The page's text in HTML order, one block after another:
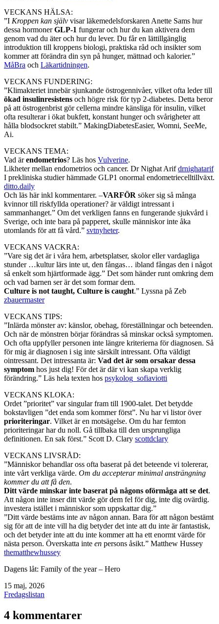
VECKANS HÄLSA:
”I Kroppen kan själv visar läkemedelsforskaren Anette Sams hur
dessa hormonerGLP-1 fungerar och hur du kan aktivera dem
genom vad du äter och hur du lever. Du får en lättillgänglig
introduktion till kroppens biologi, praktiska råd och insikter som
kommer att förändra din syn på hunger, mättnad och kalorier.”
MåBra och Läkartidningen.
VECKANS FUNDERING:
”Klimakteriet innebär sjunkande östrogennivåer, vilket ofta leder till
ökad insulinresistens och högre risk för typ 2-diabetes. Detta beror
på att östrogenbrist gör cellerna mindre känsliga för insulin, vilket
ofta resulterar i ökat bukfett, konstant hunger och svårigheter att
hålla blodsockret stabilt.” MakingDiabetesEasier, Womni, SeeMe,
Ai.
VECKANS TEMA:
Vad ärendometrios? Läs hos Vulverine.
Likheter mellan endometrios och cancer. Dr Nighat Arifdrnighatarif
I prekliniska studier hämmade GLP1 onormal endometriecelltillväxt.
ditto.daily
Och läs här inkl kommentarer. –VARFÖR söker sig så många
kvinnor till riskfyllda operationer? är väldigt intressant i
sammanhanget.” Om det verkligen fanns en fungerande sjukvård i
Sverige, och inte bara på papperet, skulle människor inte åka
utomlands för att få vård.” svtnyheter.
VECKANS VACKRA:
”Vare sig det är i våra hem, arbetsplatser, skolor eller vardagliga
stunder …kultur lärs inte ut, den fångas… ibland fångas den i något
så enkelt som hjärtformade ägg.” Det som händer runt omkring dem
och vad barnen ser är det som formar dem.
Culture is not taught, Culture is caught.” Lyssna på Zeb
zbauermaster
VECKANS TIPS:
”Inlärda mönster av: känslor, obehag, föreställningar och beteenden.
Och när de mönstren börjar förändras så minskar också symptomen.
Och ofta uppfyller personen inte längre kriterierna för diagnosen. Så
för mig är diagnosen i sig inte särskilt intressant. Ofta väldigt
ointressant. Det intressanta är: Vad det är som orsakar dessa
symptom hos just dig! För det är där vi kan skapa verklig
förändring.” Läs hela texten hos psykolog_sofiaviotti
VECKANS KLOKA:
Ordet ”prioritet” var singular fram till 1900-talet. Det betydde
bokstavligen ”det enda som kommer först”. Nu har vi listor över
prioriteringar. Vilket är en motsägelse. Om du har femton
prioriteringar har du noll. Gå tillbaka till den ursprungliga
definitionen. En sak först.” Scott D. Clary scottdclary
VECKANS LIVSRÅD:
”Människor behandlar oss ofta baserat på det beteende vi tolererar,
inte vårt verkliga värde. Om du accepterar minimal ansträngning
kommer du att få den.
Ditt värde minskar inte baserat på någons oförmåga att se det.
Att någon inte inser ditt värde gör dem fel för dig, inte dig ovärdig.
investera istället i människor som uppskattar dig.”
”Ditt värde bestäms inte av någon annan. Bara för att någon bestämt
sig för att de inte vill ha dig betyder det inte att du inte är fantastisk,
och det betyder inte att du inte kommer att ha ett enormt värde för
nästa person. Överskatta inte en persons åsikt.” Matthew Hussey
thematthewhussey
Dagens låt: Family of the year – Hero
Publicerat
den
15 maj, 2026
Kategoriserat
Fredagslistan
4 kommentarer